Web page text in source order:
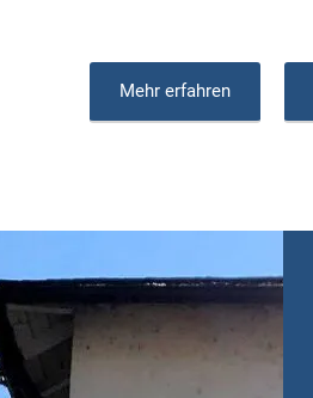
Mehr erfahren